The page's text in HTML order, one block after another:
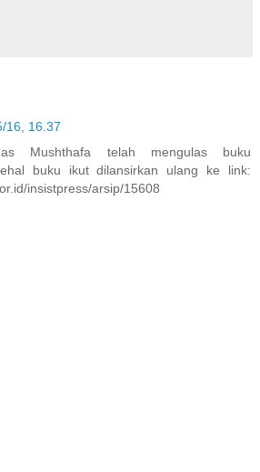
16, 16.37
Mushthafa telah mengulas buku
buku ikut dilansirkan ulang ke link:
insistpress/arsip/15608